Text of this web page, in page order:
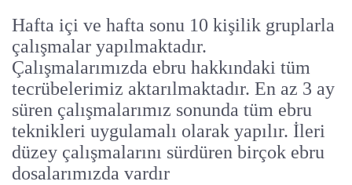
Hafta içi ve hafta sonu 10 kişilik gruplarla
çalışmalar yapılmaktadır.
Çalışmalarımızda ebru hakkındaki tüm
tecrübelerimiz aktarılmaktadır. En az 3 ay
süren çalışmalarımız sonunda tüm ebru
teknikleri uygulamalı olarak yapılır. İleri
düzey çalışmalarını sürdüren birçok ebru
dosalarımızda vardır